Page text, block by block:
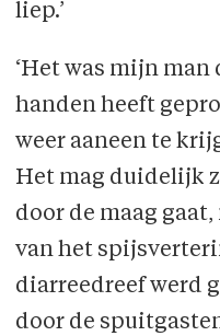
liep.’
‘Het was mijn
handen heeft
weer aaneen te
Het mag duidelijk
door de maag
van het
diarreedreef werd
door de